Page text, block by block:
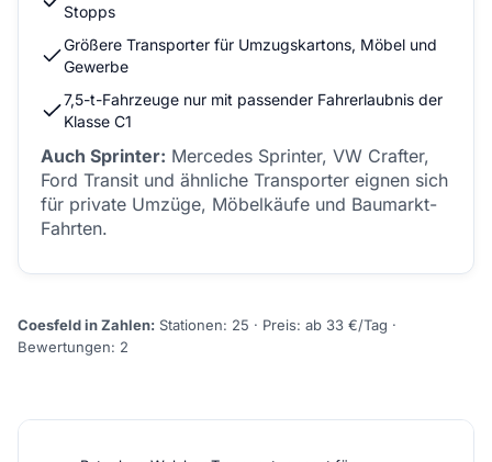
Stopps
Größere Transporter für Umzugskartons, Möbel und
Gewerbe
7,5-t-Fahrzeuge nur mit passender Fahrerlaubnis der
Klasse C1
Auch Sprinter: Mercedes Sprinter, VW Crafter,
Ford Transit und ähnliche Transporter eignen sich
für private Umzüge, Möbelkäufe und Baumarkt-
Fahrten.
Coesfeld in Zahlen: Stationen: 25 · Preis: ab 33 €/Tag ·
Bewertungen: 2